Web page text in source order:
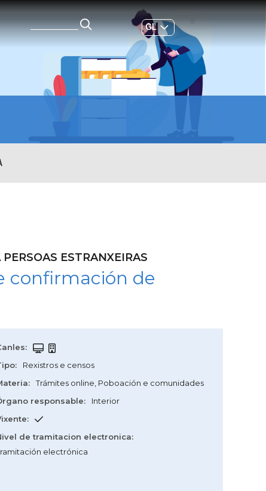
GL
ES|
ESTRANXEIRAS
confirmación de
:
:
Rexistros e censos
: Trámites online Poboación e comunidades
responsable:
Interior
:
de tramitacion electronica:
electrónica